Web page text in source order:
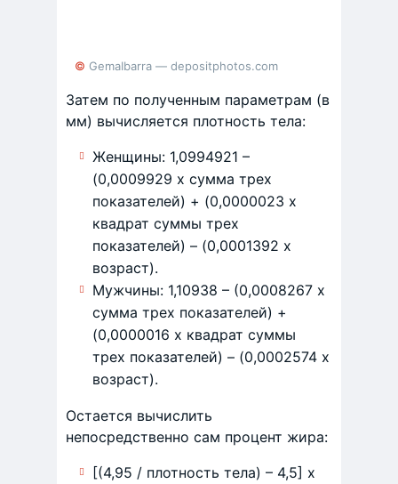
© GemaIbarra — depositphotos.com
Затем по полученным параметрам (в
мм) вычисляется плотность тела:
Женщины: 1,0994921 –
(0,0009929 х сумма трех
показателей) + (0,0000023 х
квадрат суммы трех
показателей) – (0,0001392 х
возраст).
Мужчины: 1,10938 – (0,0008267 х
сумма трех показателей) +
(0,0000016 х квадрат суммы
трех показателей) – (0,0002574 х
возраст).
Остается вычислить
непосредственно сам процент жира:
[(4,95 / плотность тела) – 4,5] х